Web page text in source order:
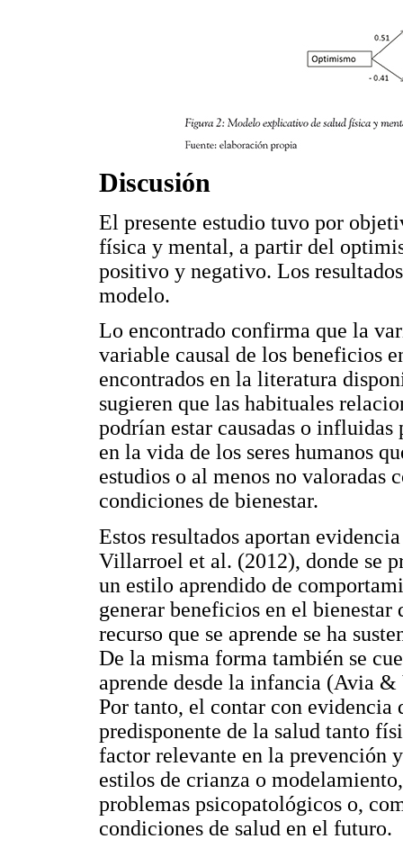
Discusión
El presente estudio tuvo por
física y mental, a partir del
positivo y negativo. Los
modelo.
Lo encontrado confirma que la
variable causal de los beneficios
encontrados en la literatura
sugieren que las habituales
podrían estar causadas o
en la vida de los seres humanos
estudios o al menos no valoradas
condiciones de bienestar.
Estos resultados aportan
Villarroel et al. (2012), donde se
un estilo aprendido de
generar beneficios en el
recurso que se aprende se ha
De la misma forma también se
aprende desde la infancia (Avia
Por tanto, el contar con
predisponente de la salud tanto
factor relevante en la prevención
estilos de crianza o
problemas psicopatológicos o,
condiciones de salud en el futuro.